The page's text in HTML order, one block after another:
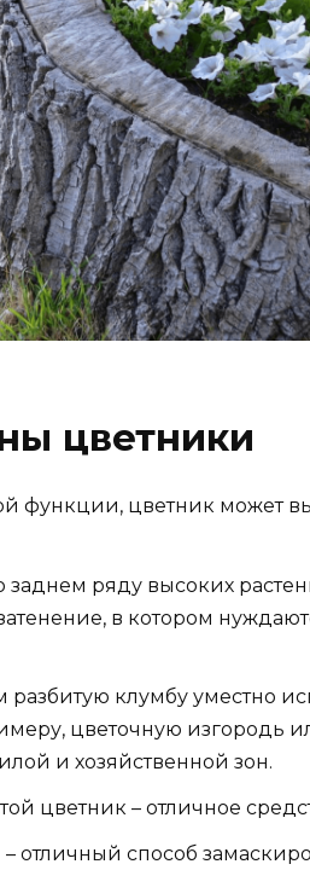
цветники
функции, цветник может
ряду высоких
в котором
клумбу уместно
цветочную изгородь
и хозяйственной зон.
цветник – отличное
– отличный способ